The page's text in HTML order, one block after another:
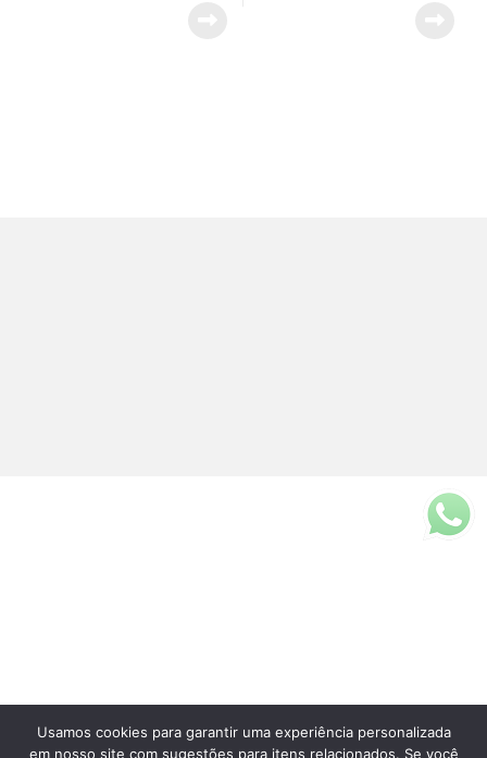
Fale Conosco
Usamos cookies para garantir uma experiência personalizada
em nosso site com sugestões para itens relacionados. Se você